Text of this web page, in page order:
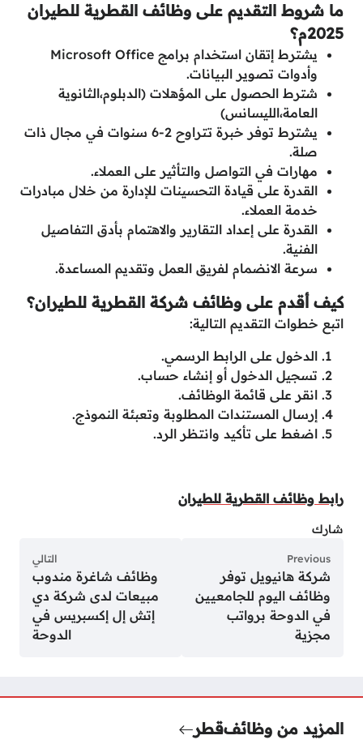
ما شروط التقديم على وظائف القطرية للطيران
2025م؟
يشترط إتقان استخدام برامج Microsoft Office
وأدوات تصوير البيانات.
شترط الحصول على المؤهلات (الدبلوم،الثانوية
العامة،الليسانس)
يشترط توفر خبرة تتراوح 2-6 سنوات في مجال ذات
صلة.
مهارات في التواصل والتأثير على العملاء.
القدرة على قيادة التحسينات للإدارة من خلال مبادرات
خدمة العملاء.
القدرة على إعداد التقارير والاهتمام بأدق التفاصيل
الفنية.
سرعة الانضمام لفريق العمل وتقديم المساعدة.
كيف أقدم على وظائف شركة القطرية للطيران؟
اتبع خطوات التقديم التالية:
الدخول على الرابط الرسمي.
تسجيل الدخول أو إنشاء حساب.
انقر على قائمة الوظائف.
إرسال المستندات المطلوبة وتعبئة النموذج.
اضغط على تأكيد وانتظر الرد.
رابط وظائف القطرية للطيران
شارك
Previous
شركة هانيويل توفر
وظائف اليوم للجامعيين
في الدوحة برواتب
مجزية
التالي
وظائف شاغرة مندوب
مبيعات لدى شركة دي
إتش إل إكسبريس في
الدوحة
المزيد من وظائفقطر